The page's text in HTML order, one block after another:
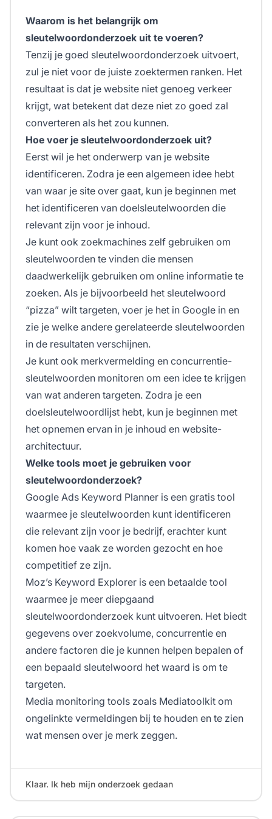
Waarom is het belangrijk om
sleutelwoordonderzoek uit te voeren?
Tenzij je goed sleutelwoordonderzoek uitvoert,
zul je niet voor de juiste zoektermen ranken. Het
resultaat is dat je website niet genoeg verkeer
krijgt, wat betekent dat deze niet zo goed zal
converteren als het zou kunnen.
Hoe voer je sleutelwoordonderzoek uit?
Eerst wil je het onderwerp van je website
identificeren. Zodra je een algemeen idee hebt
van waar je site over gaat, kun je beginnen met
het identificeren van doelsleutelwoorden die
relevant zijn voor je inhoud.
Je kunt ook zoekmachines zelf gebruiken om
sleutelwoorden te vinden die mensen
daadwerkelijk gebruiken om online informatie te
zoeken. Als je bijvoorbeeld het sleutelwoord
“pizza” wilt targeten, voer je het in Google in en
zie je welke andere gerelateerde sleutelwoorden
in de resultaten verschijnen.
Je kunt ook merkvermelding en concurrentie-
sleutelwoorden monitoren om een idee te krijgen
van wat anderen targeten. Zodra je een
doelsleutelwoordlijst hebt, kun je beginnen met
het opnemen ervan in je inhoud en website-
architectuur.
Welke tools moet je gebruiken voor
sleutelwoordonderzoek?
Google Ads Keyword Planner is een gratis tool
waarmee je sleutelwoorden kunt identificeren
die relevant zijn voor je bedrijf, erachter kunt
komen hoe vaak ze worden gezocht en hoe
competitief ze zijn.
Moz’s Keyword Explorer is een betaalde tool
waarmee je meer diepgaand
sleutelwoordonderzoek kunt uitvoeren. Het biedt
gegevens over zoekvolume, concurrentie en
andere factoren die je kunnen helpen bepalen of
een bepaald sleutelwoord het waard is om te
targeten.
Media monitoring tools zoals Mediatoolkit om
ongelinkte vermeldingen bij te houden en te zien
wat mensen over je merk zeggen.
Klaar. Ik heb mijn onderzoek gedaan